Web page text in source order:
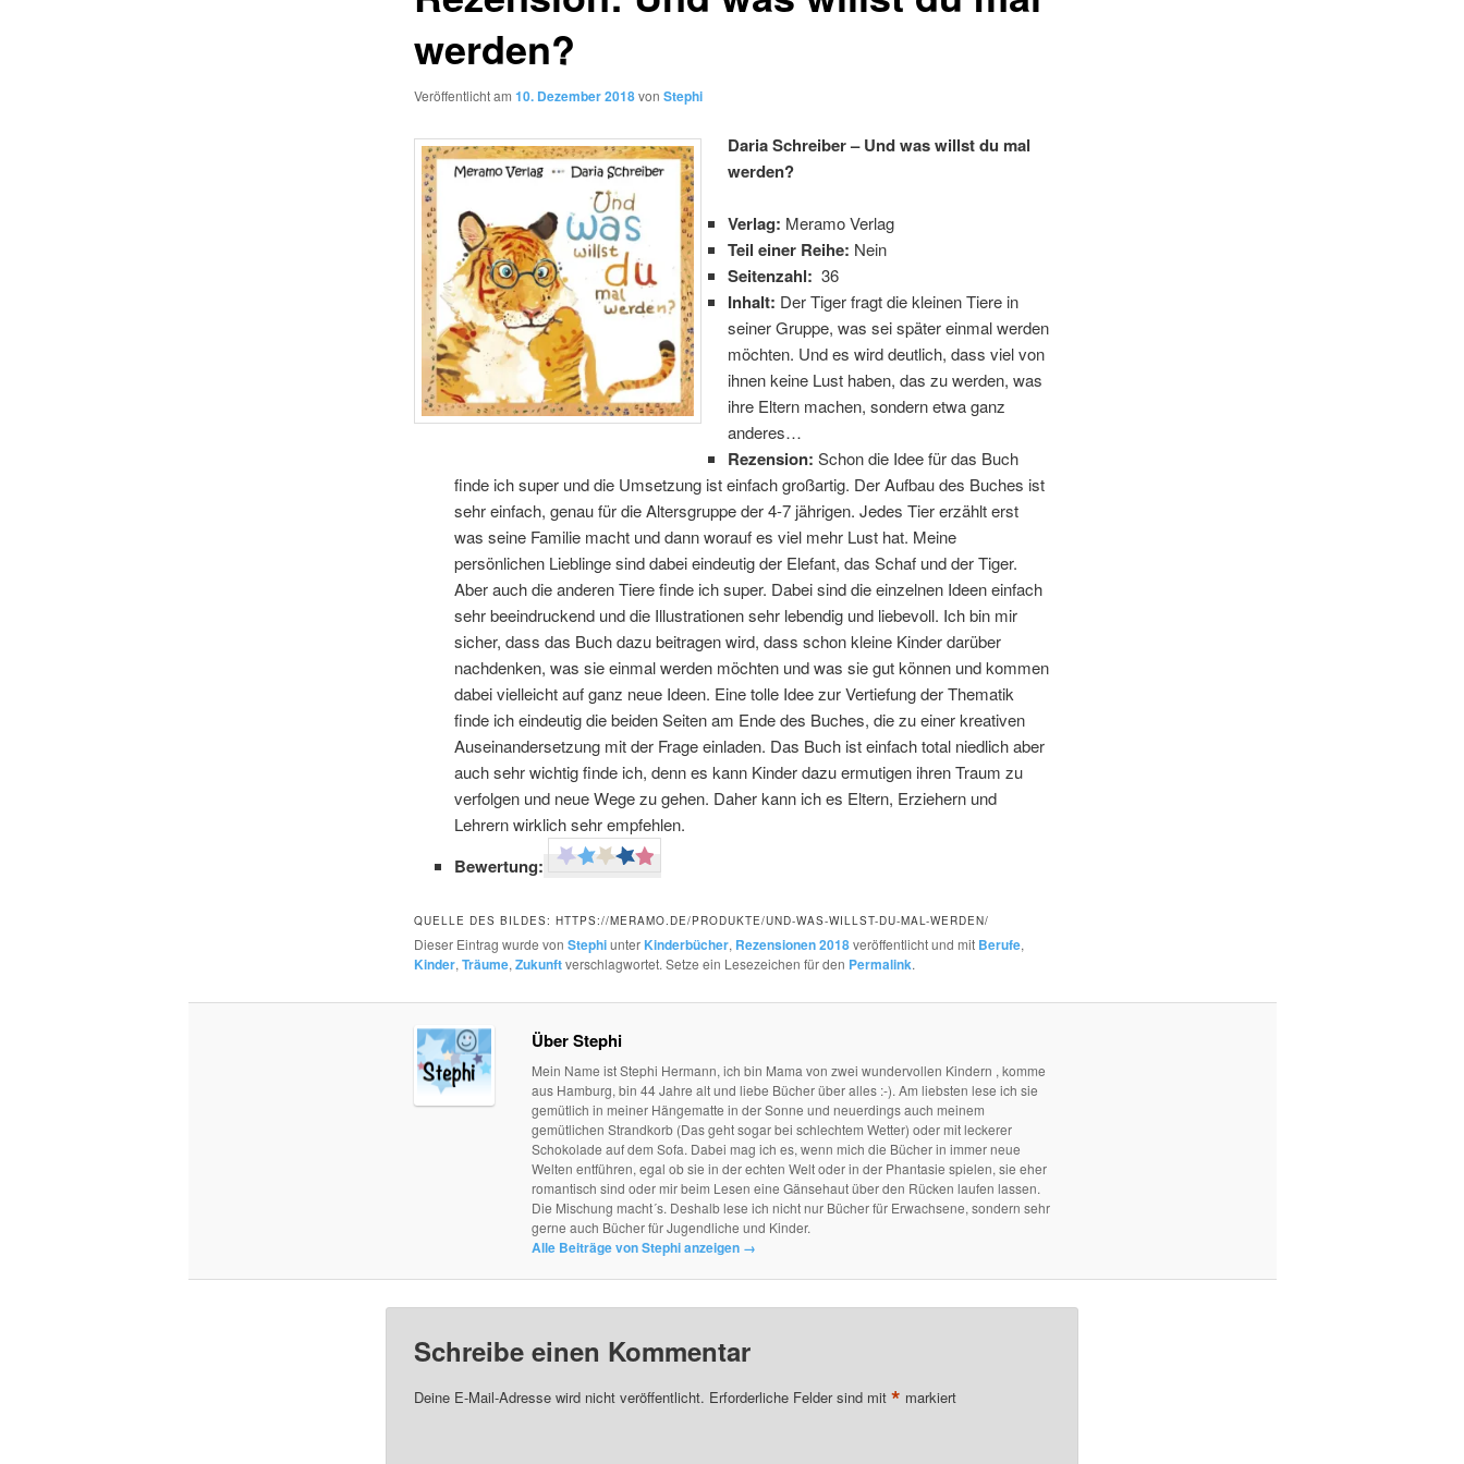
werden?
Veröffentlicht am 10. Dezember 2018von Stephi
Daria Schreiber – Und was willst du mal
werden?
Verlag: Meramo Verlag
Teil einer Reihe: Nein
Seitenzahl: 36
Inhalt: Der Tiger fragt die kleinen Tiere in
seiner Gruppe, was sei später einmal werden
möchten. Und es wird deutlich, dass viel von
ihnen keine Lust haben, das zu werden, was
ihre Eltern machen, sondern etwa ganz
anderes…
Rezension: Schon die Idee für das Buch
finde ich super und die Umsetzung ist einfach großartig. Der Aufbau des Buches ist
sehr einfach, genau für die Altersgruppe der 4-7 jährigen. Jedes Tier erzählt erst
was seine Familie macht und dann worauf es viel mehr Lust hat. Meine
persönlichen Lieblinge sind dabei eindeutig der Elefant, das Schaf und der Tiger.
Aber auch die anderen Tiere finde ich super. Dabei sind die einzelnen Ideen einfach
sehr beeindruckend und die Illustrationen sehr lebendig und liebevoll. Ich bin mir
sicher, dass das Buch dazu beitragen wird, dass schon kleine Kinder darüber
nachdenken, was sie einmal werden möchten und was sie gut können und kommen
dabei vielleicht auf ganz neue Ideen. Eine tolle Idee zur Vertiefung der Thematik
finde ich eindeutig die beiden Seiten am Ende des Buches, die zu einer kreativen
Auseinandersetzung mit der Frage einladen. Das Buch ist einfach total niedlich aber
auch sehr wichtig finde ich, denn es kann Kinder dazu ermutigen ihren Traum zu
verfolgen und neue Wege zu gehen. Daher kann ich es Eltern, Erziehern und
Lehrern wirklich sehr empfehlen.
Bewertung:
QUELLE DES BILDES: HTTPS://MERAMO.DE/PRODUKTE/UND-WAS-WILLST-DU-MAL-WERDEN/
Dieser Eintrag wurde von Stephiunter Kinderbücher, Rezensionen 2018veröffentlicht und mit Berufe,
Kinder, Träume, Zukunftverschlagwortet. Setze ein Lesezeichen für den Permalink.
Über Stephi
Mein Name ist Stephi Hermann, ich bin Mama von zwei wundervollen Kindern , komme
aus Hamburg, bin 44 Jahre alt und liebe Bücher über alles :-). Am liebsten lese ich sie
gemütlich in meiner Hängematte in der Sonne und neuerdings auch meinem
gemütlichen Strandkorb (Das geht sogar bei schlechtem Wetter) oder mit leckerer
Schokolade auf dem Sofa. Dabei mag ich es, wenn mich die Bücher in immer neue
Welten entführen, egal ob sie in der echten Welt oder in der Phantasie spielen, sie eher
romantisch sind oder mir beim Lesen eine Gänsehaut über den Rücken laufen lassen.
Die Mischung macht´s. Deshalb lese ich nicht nur Bücher für Erwachsene, sondern sehr
gerne auch Bücher für Jugendliche und Kinder.
Alle Beiträge von Stephi anzeigen →
Schreibe einen Kommentar
Deine E-Mail-Adresse wird nicht veröffentlicht. Erforderliche Felder sind mit * markiert